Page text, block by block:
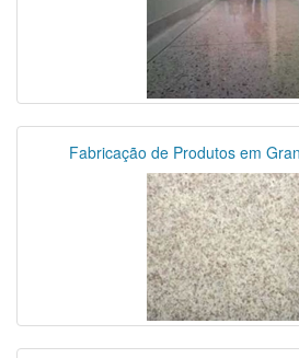
Fabricação de Produtos em